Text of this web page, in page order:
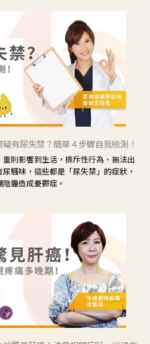
有尿失禁？簡單４步驟自我檢測！
則影響到生活，排斥性行為、無法出
騷味，這些都是「尿失禁」的症狀，
霾造成憂鬱症。